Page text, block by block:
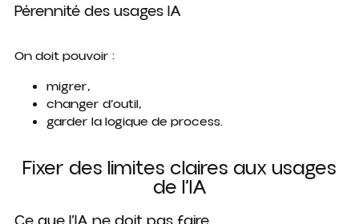
Pérennité des usages IA
On doit pouvoir :
migrer,
changer d’outil,
garder la logique de process.
Fixer des limites claires aux usages
de l’IA